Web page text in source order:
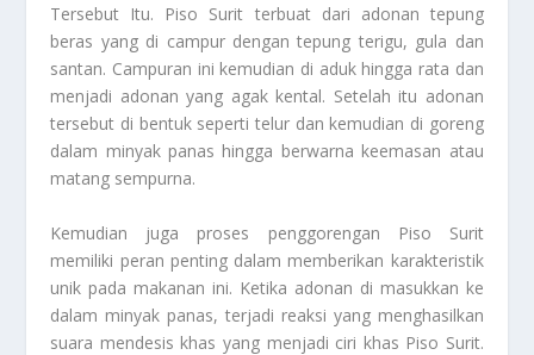
Tersebut Itu. Piso Surit terbuat dari adonan tepung
beras yang di campur dengan tepung terigu, gula dan
santan. Campuran ini kemudian di aduk hingga rata dan
menjadi adonan yang agak kental. Setelah itu adonan
tersebut di bentuk seperti telur dan kemudian di goreng
dalam minyak panas hingga berwarna keemasan atau
matang sempurna.
Kemudian juga proses penggorengan Piso Surit
memiliki peran penting dalam memberikan karakteristik
unik pada makanan ini. Ketika adonan di masukkan ke
dalam minyak panas, terjadi reaksi yang menghasilkan
suara mendesis khas yang menjadi ciri khas Piso Surit.